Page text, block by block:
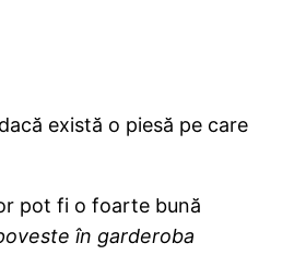
există o piesă pe care
pot fi o foarte bună
în garderoba